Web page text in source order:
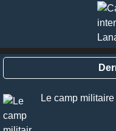
Le camp